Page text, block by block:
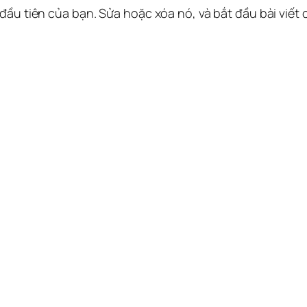
tiên của bạn. Sửa hoặc xóa nó, và bắt đầu bài viết